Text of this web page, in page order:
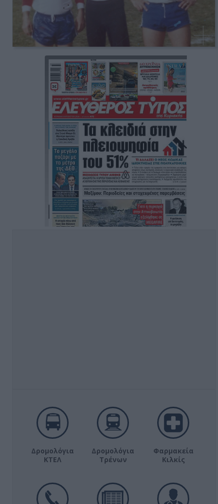
Δρομολόγια
ΚΤΕΛ
Δρομολόγια
Τρένων
Φαρμακεία
Κιλκίς